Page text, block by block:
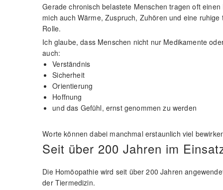
Gerade chronisch belastete Menschen tragen oft
mich auch Wärme, Zuspruch, Zuhören und eine
Rolle.
Ich glaube, dass Menschen nicht nur Medikamente
auch:
Verständnis
Sicherheit
Orientierung
Hoffnung
und das Gefühl, ernst genommen zu werden
Worte können dabei manchmal erstaunlich viel
Seit über 200 Jahren im
Die Homöopathie wird seit über 200 Jahren
der Tiermedizin.